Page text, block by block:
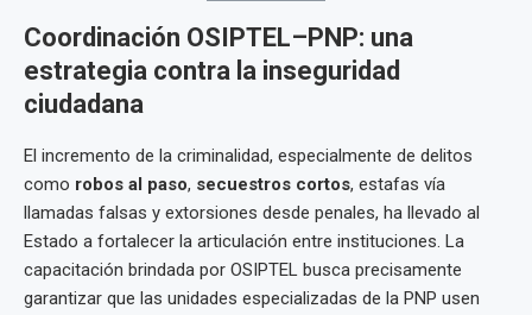
Coordinación OSIPTEL–PNP: una
estrategia contra la inseguridad
ciudadana
El incremento de la criminalidad, especialmente de delitos
como robos al paso, secuestros cortos, estafas vía
llamadas falsas y extorsiones desde penales, ha llevado al
Estado a fortalecer la articulación entre instituciones. La
capacitación brindada por OSIPTEL busca precisamente
garantizar que las unidades especializadas de la PNP usen